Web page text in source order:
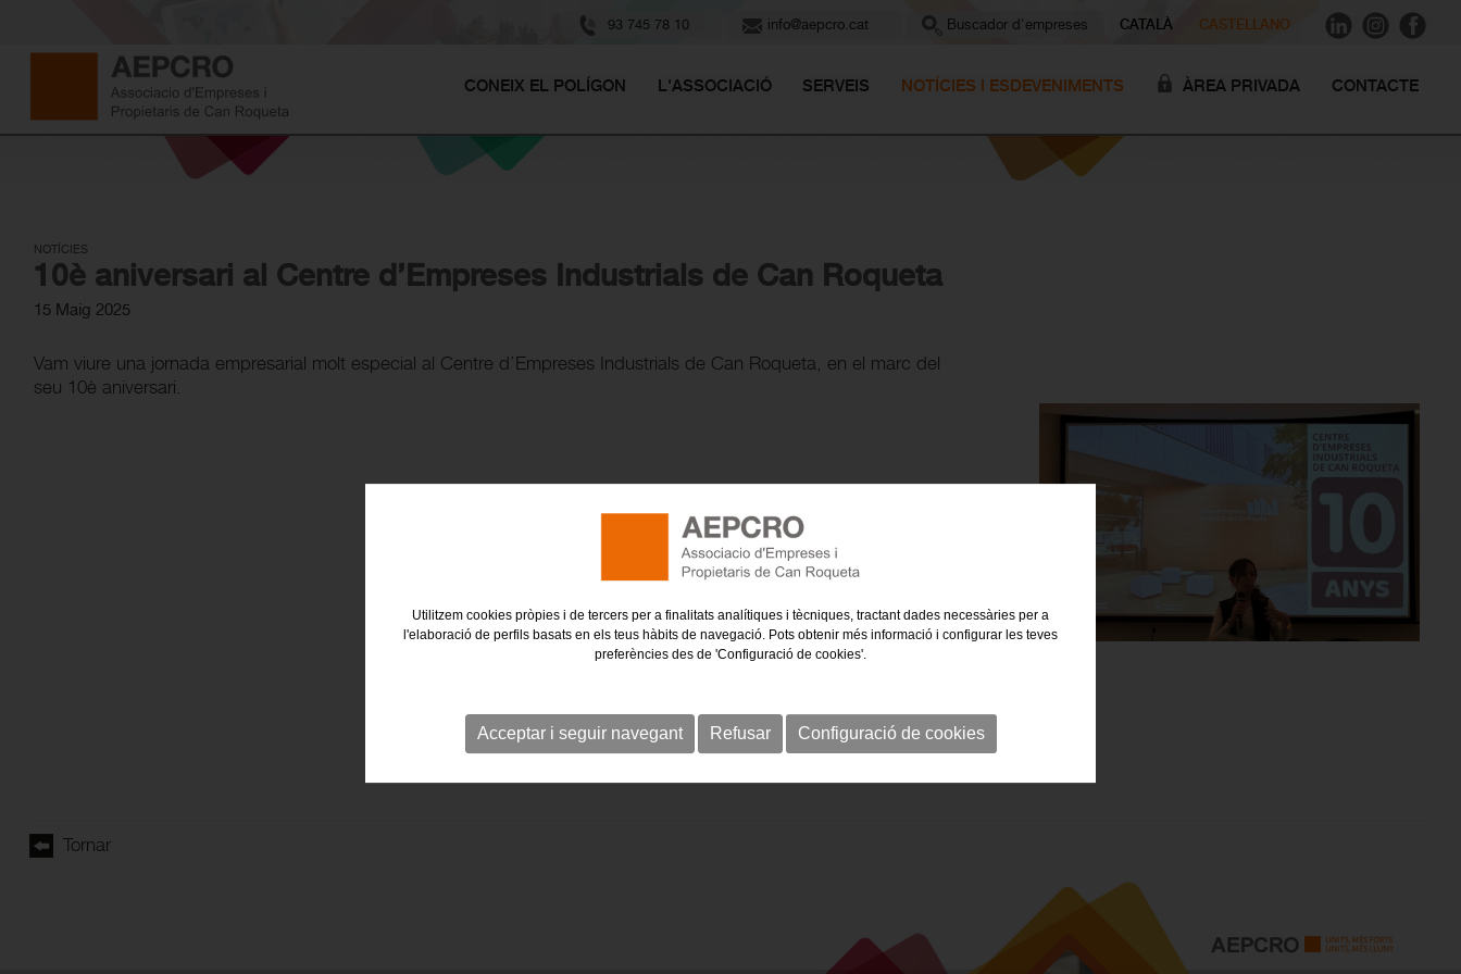
93 745 78 10 info@aepcro.cat Buscador d'empreses CATALÀ CASTELLANO
CONEIX EL POLÍGON L'ASSOCIACIÓ SERVEIS NOTÍCIES I ESDEVENIMENTS ÀREA PRIVADA CONTACTE
NOTÍCIES
10è aniversari al Centre d’Empreses Industrials de Can Roqueta
15 Maig 2025
Vam viure una jornada empresarial molt especial al Centre d’Empreses Industrials de Can Roqueta, en el marc del
seu 10è aniversari.
Tornar
Utilitzem cookies pròpies i de tercers per a finalitats analítiques i tècniques, tractant dades necessàries per a
l'elaboració de perfils basats en els teus hàbits de navegació. Pots obtenir més informació i configurar les teves
preferències des de 'Configuració de cookies'.
Acceptar i seguir navegant Refusar Configuració de cookies